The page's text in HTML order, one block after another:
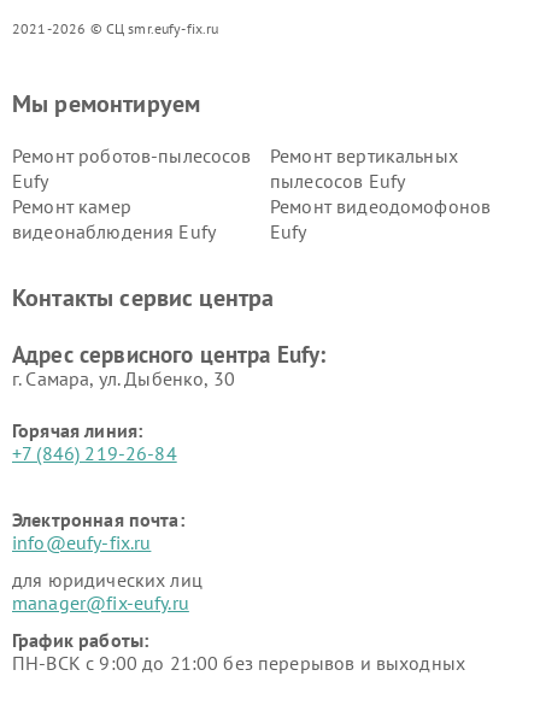
2021-2026 © СЦ smr.eufy-fix.ru
Мы ремонтируем
Ремонт роботов-пылесосов
Eufy
Ремонт вертикальных
пылесосов Eufy
Ремонт камер
видеонаблюдения Eufy
Ремонт видеодомофонов
Eufy
Контакты сервис центра
Адрес сервисного центра Eufy:
г. Самара, ул. Дыбенко, 30
Горячая линия:
+7 (846) 219-26-84
Электронная почта:
info@eufy-fix.ru
для юридических лиц
manager@fix-eufy.ru
График работы:
ПН-ВСК с 9:00 до 21:00 без перерывов и выходных